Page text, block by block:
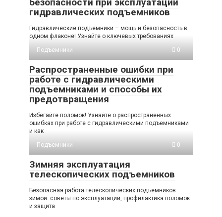
безопасности при эксплуатации
гидравлических подъемников
Гидравлические подъемники – мощь и безопасность в
одном флаконе! Узнайте о ключевых требованиях
Подъемники
0
Распространенные ошибки при
работе с гидравлическими
подъемниками и способы их
предотвращения
Избегайте поломок! Узнайте о распространенных
ошибках при работе с гидравлическими подъемниками
и как
Подъемники
0
Зимняя эксплуатация
телескопических подъемников
Безопасная работа телескопических подъемников
зимой: советы по эксплуатации, профилактика поломок
и защита